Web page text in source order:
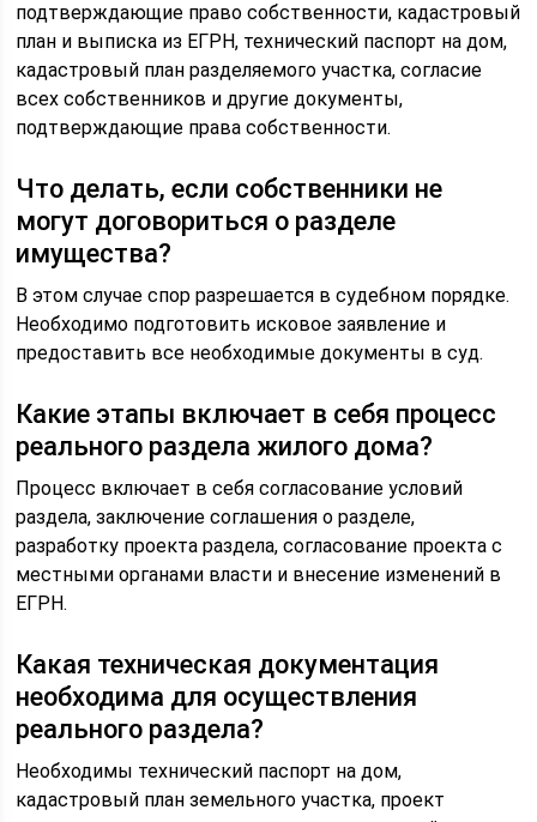
подтверждающие право собственности, кадастровый
план и выписка из ЕГРН, технический паспорт на дом,
кадастровый план разделяемого участка, согласие
всех собственников и другие документы,
подтверждающие права собственности.
Что делать, если собственники не
могут договориться о разделе
имущества?
В этом случае спор разрешается в судебном порядке.
Необходимо подготовить исковое заявление и
предоставить все необходимые документы в суд.
Какие этапы включает в себя процесс
реального раздела жилого дома?
Процесс включает в себя согласование условий
раздела, заключение соглашения о разделе,
разработку проекта раздела, согласование проекта с
местными органами власти и внесение изменений в
ЕГРН.
Какая техническая документация
необходима для осуществления
реального раздела?
Необходимы технический паспорт на дом,
кадастровый план земельного участка, проект